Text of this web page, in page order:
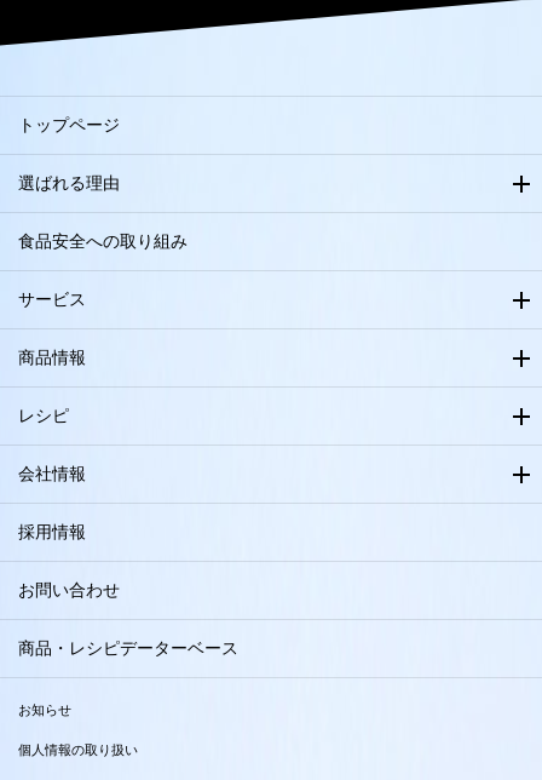
トップページ
選ばれる理由
食品安全への取り組み
サービス
商品情報
レシピ
会社情報
採用情報
お問い合わせ
商品・レシピデーターベース
お知らせ
個人情報の取り扱い